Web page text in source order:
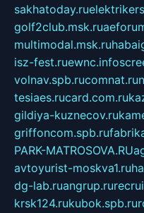
sakhatoday.ru
golf2club.msk.ru
multimodal.msk.ru
isz-fest.ruewnc.info
volnav.spb.rucomnat.ru
tesiaes.rucard.com.ru
gildiya-kuznecov.ru
griffoncom.spb.ru
PARK-MATROSOVA.RU
avtoyurist-moskva1.ru
dg-lab.ruangrup.ru
krsk124.rukubok.spb.ru